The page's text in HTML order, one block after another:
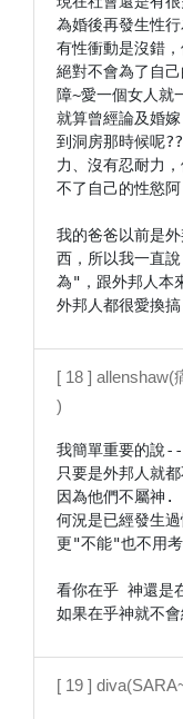
為婚後再發生性
有性衝動是沒錯
絕對不會為了自
障~愛一個女人就
就算曾經論及婚
到洞房那時候呢
力、沒有忍耐力
不了自己的性慾
我的爸爸以前是
西，所以我一直
為"，跟外邦人本
外邦人都很愛換
[ 18 ] allenshaw(
)
我簡單重要的說--
只要是外邦人就
因為他們不屬神.
何況是已經發生
更"不能"也不用
看你在乎 神還是
如果在乎神就不
[ 19 ]